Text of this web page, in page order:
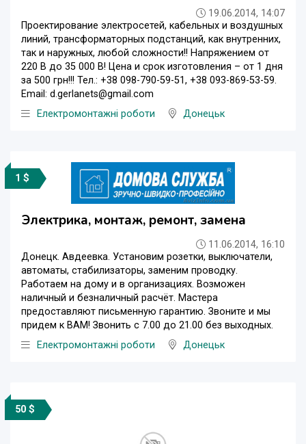
19.06.2014, 14:07
Проектирование электросетей, кабельных и воздушных
линий, трансформаторных подстанций, как внутренних,
так и наружных, любой сложности!! Напряжением от
220 В до 35 000 В! Цена и срок изготовления – от 1 дня
за 500 грн!!! Тел.: +38 098-790-59-51, +38 093-869-53-59.
Email: d.gerlanets@gmail.com
Електромонтажні роботи
Донецьк
1 $
Электрика, монтаж, ремонт, замена
11.06.2014, 16:10
Донецк. Авдеевка. Установим розетки, выключатели,
автоматы, стабилизаторы, заменим проводку.
Работаем на дому и в организациях. Возможен
наличный и безналичный расчёт. Мастера
предоставляют письменную гарантию. Звоните и мы
придем к ВАМ! Звонить с 7.00 до 21.00 без выходных.
Електромонтажні роботи
Донецьк
50 $